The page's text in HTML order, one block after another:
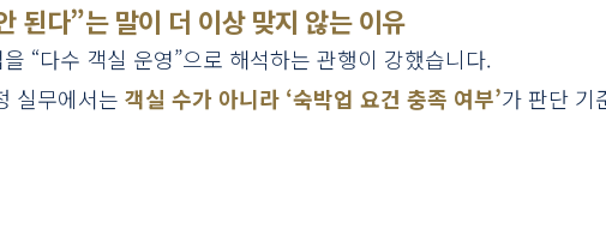
된다”는 말이 더 이상 맞지 않는 이유
“다수 객실 운영”으로 해석하는 관행이 강했습니다.
실무에서는 객실 수가 아니라 ‘숙박업 요건 충족 여부’가 판단 기